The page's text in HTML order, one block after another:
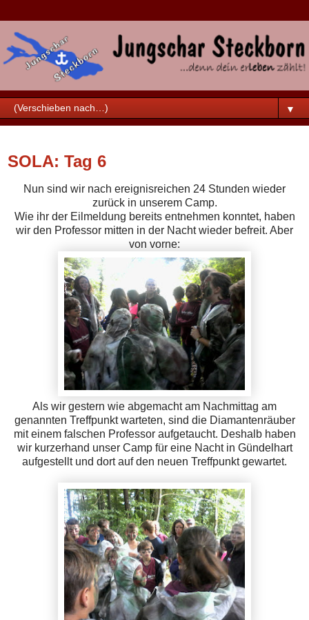
▼
SOLA: Tag 6
Nun sind wir nach ereignisreichen 24 Stunden wieder
zurück in unserem Camp.
Wie ihr der Eilmeldung bereits entnehmen konntet, haben
wir den Professor mitten in der Nacht wieder befreit. Aber
von vorne:
Als wir gestern wie abgemacht am Nachmittag am
genannten Treffpunkt warteten, sind die Diamantenräuber
mit einem falschen Professor aufgetaucht. Deshalb haben
wir kurzerhand unser Camp für eine Nacht in Gündelhart
aufgestellt und dort auf den neuen Treffpunkt gewartet.